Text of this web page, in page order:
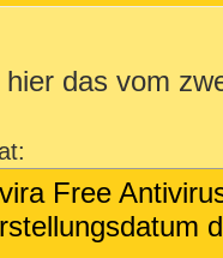
hier das vom
Free